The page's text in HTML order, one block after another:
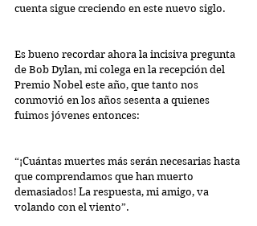
cuenta sigue creciendo en este nuevo siglo.
Es bueno recordar ahora la incisiva pregunta
de Bob Dylan, mi colega en la recepción del
Premio Nobel este año, que tanto nos
conmovió en los años sesenta a quienes
fuimos jóvenes entonces:
“¡Cuántas muertes más serán necesarias hasta
que comprendamos que han muerto
demasiados! La respuesta, mi amigo, va
volando con el viento”.